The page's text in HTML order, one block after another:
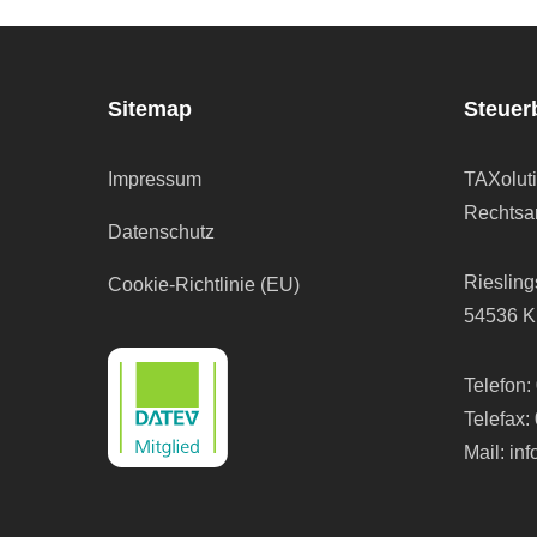
Sitemap
Impressum
Datenschutz
Cookie-Richtlinie (EU)
54536
Telefon:
Telefax:
Mail: